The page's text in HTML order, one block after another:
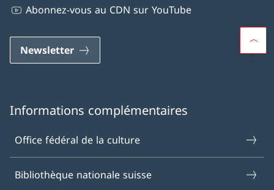
Abonnez-vous au CDN sur YouTube
Newsletter
Informations complémentaires
Office fédéral de la culture
Bibliothèque nationale suisse